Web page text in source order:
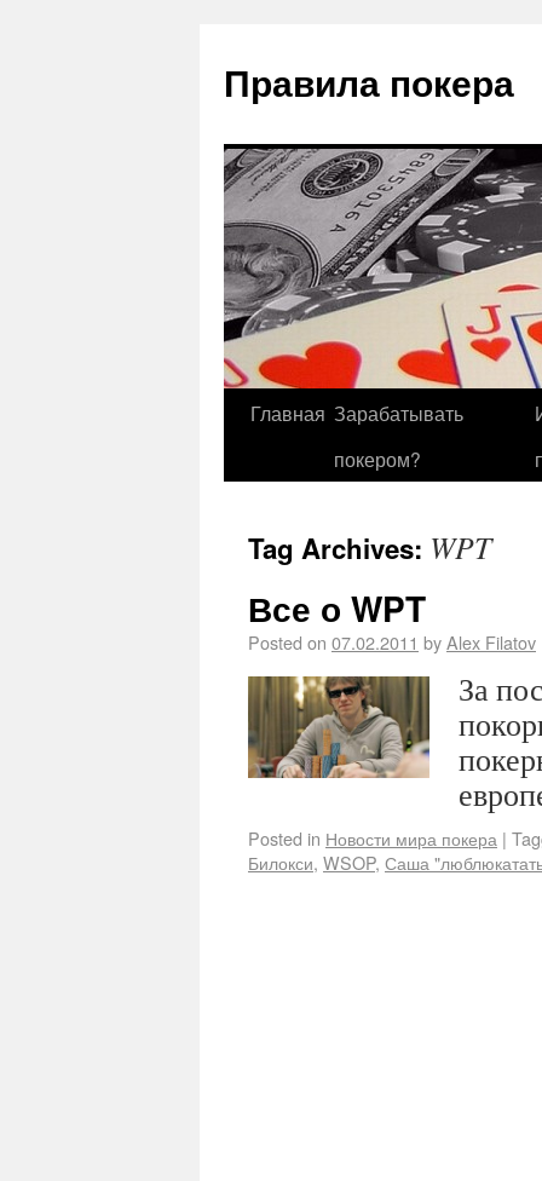
Правила покера
Главная Зарабатывать
покером?
Tag Archives: WPT
Все о WPT
Posted on 07.02.2011 byAlex Filatov
За
Posted in Новости мира покера |
Билокси, WSOP, Саша